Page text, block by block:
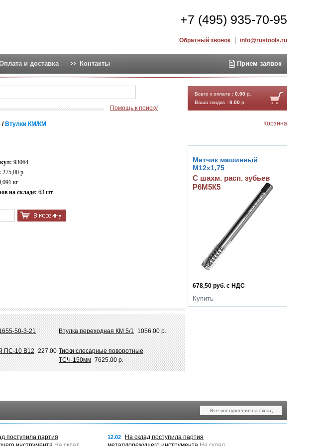
+7 (495) 935-70-95
Обратный звонок info@rustools.ru
и доставка Контакты Прием заявок
Помощь к поиску
Всего к оплате : 0.00 р.
Ваша скидка : 0.00 р.
Корзина
/ Втулки КМ/КМ
93064
275,00 р.
кг
на складе: 63 шт
50-3-21
Втулка переходная КМ 5/1 1056.00 р.
ПС-10 В12 227.00 Тиски слесарные поворотные
ТСЧ-150мм 7625.00 р.
678,50 руб. с НДС
Купить
Метчик машинный
М12х1,75
С шахм. расп. зубьев
Р6М5К5
Все поступления на склад
поступила партия
12.02
На склад поступила партия